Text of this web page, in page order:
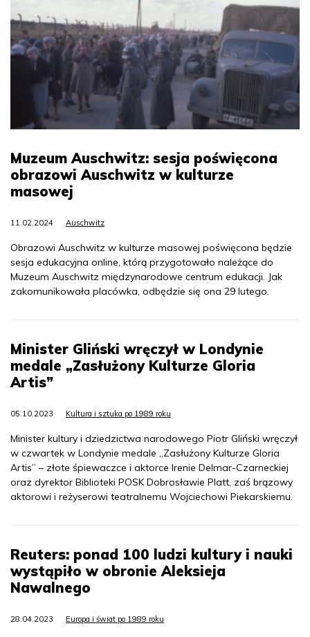
Muzeum Auschwitz: sesja poświęcona
obrazowi Auschwitz w kulturze
masowej
11.02.2024 Auschwitz
Obrazowi Auschwitz w kulturze masowej poświęcona będzie
sesja edukacyjna online, którą przygotowało należące do
Muzeum Auschwitz międzynarodowe centrum edukacji. Jak
zakomunikowała placówka, odbędzie się ona 29 lutego.
Minister Gliński wręczył w Londynie
medale „Zasłużony Kulturze Gloria
Artis”
05.10.2023 Kultura i sztuka po 1989 roku
Minister kultury i dziedzictwa narodowego Piotr Gliński wręczył
w czwartek w Londynie medale „Zasłużony Kulturze Gloria
Artis” – złote śpiewaczce i aktorce Irenie Delmar-Czarneckiej
oraz dyrektor Biblioteki POSK Dobrosławie Platt, zaś brązowy
aktorowi i reżyserowi teatralnemu Wojciechowi Piekarskiemu.
Reuters: ponad 100 ludzi kultury i nauki
wystąpiło w obronie Aleksieja
Nawalnego
28.04.2023 Europa i świat po 1989 roku